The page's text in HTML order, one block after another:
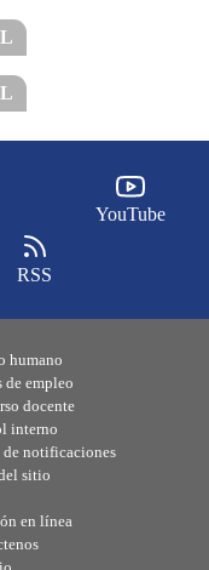
YouTube
RSS
humano
de empleo
docente
interno
notificaciones
sitio
en línea